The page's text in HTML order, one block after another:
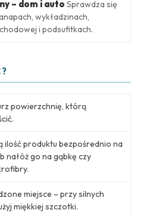
– dom i auto Sprawdza się
wykładzinach,
i podsufitkach.
powierzchnię, którą
ilość produktu bezpośrednio na
nałóż go na gąbkę czy
miejsce – przy silnych
miękkiej szczotki.